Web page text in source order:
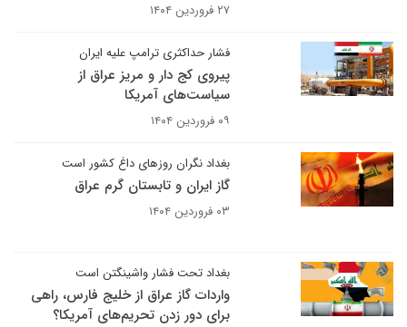
۲۷ فروردین ۱۴۰۴
فشار حداکثری ترامپ علیه ایران
پیروی کج دار و مریز عراق از
سیاست‌های آمریکا
۰۹ فروردین ۱۴۰۴
بغداد نگران روزهای داغ کشور است
گاز ایران و تابستان گرم عراق
۰۳ فروردین ۱۴۰۴
بغداد تحت فشار واشینگتن است
واردات گاز عراق از خلیج فارس، راهی
برای دور زدن تحریم‌های آمریکا؟